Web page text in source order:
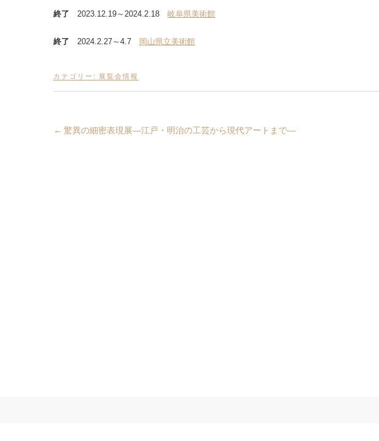
終了 2023.12.19～2024.2.18 岐阜県美術館
終了 2024.2.27～4.7 岡山県立美術館
カテゴリー: 展覧会情報
← 驚異の細密表現展―江戸・明治の工芸から現代アートまで―